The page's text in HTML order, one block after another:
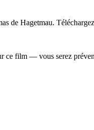
de Hagetmau.
ce film — vous serez